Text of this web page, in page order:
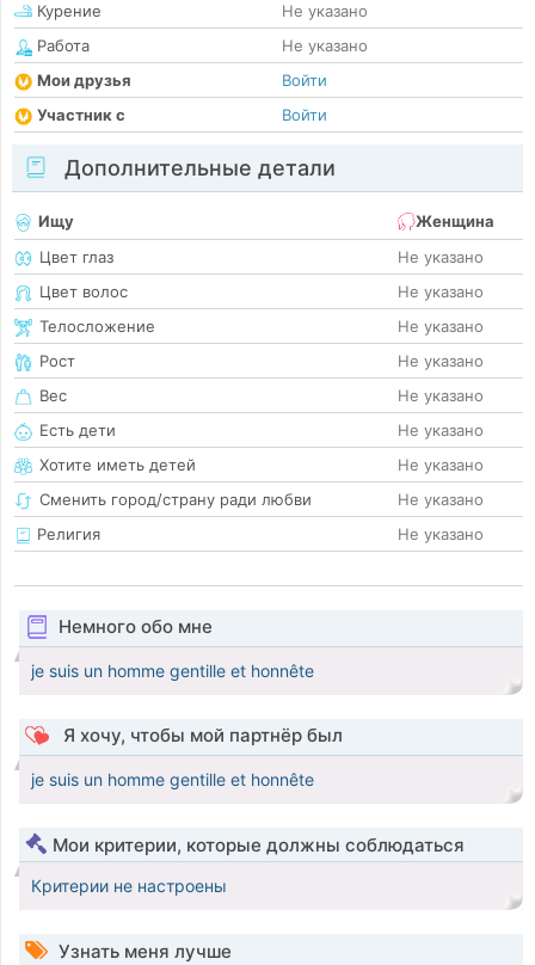
Курение
Не указано
Работа
Не указано
Мои друзья
Войти
Участник с
Войти
Дополнительные детали
Ищу
Женщина
Цвет глаз
Не указано
Цвет волос
Не указано
Телосложение
Не указано
Рост
Не указано
Вес
Не указано
Есть дети
Не указано
Хотите иметь детей
Не указано
Сменить город/страну ради любви
Не указано
Религия
Не указано
Немного обо мне
je suis un homme gentille et honnête
Я хочу, чтобы мой партнёр был
je suis un homme gentille et honnête
Мои критерии, которые должны соблюдаться
Критерии не настроены
Узнать меня лучше